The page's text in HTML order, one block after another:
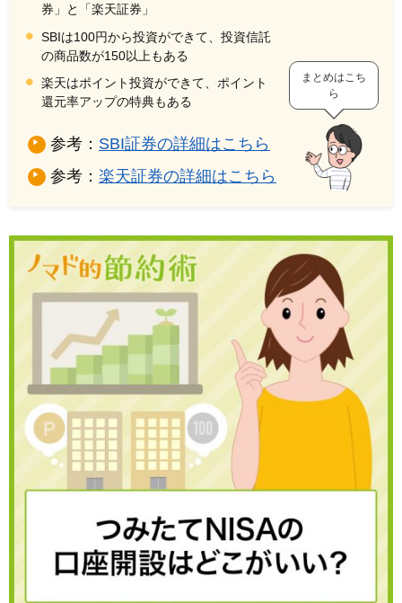
券」と「楽天証券」
SBIは100円から投資ができて、投資信託
の商品数が150以上もある
楽天はポイント投資ができて、ポイント
還元率アップの特典もある
参考： SBI証券の詳細はこちら
参考： 楽天証券の詳細はこちら
まとめはこち
ら